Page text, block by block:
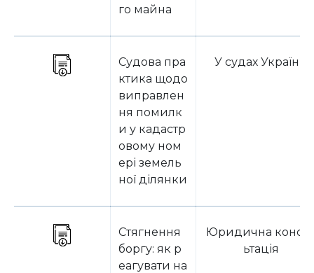
го майна
Судова пра
ктика щодо
виправлен
ня помилк
и у кадастр
овому ном
ері земель
ної ділянки
У судах України
Стягнення
боргу: як р
еагувати на
Юридична
ьтація